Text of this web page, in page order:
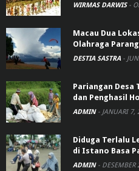
WIRMAS DARWIS -
Macau Dua
Olahraga
DESTIA SASTRA -
Pariangan Desa
dan Penghasil
ADMIN - JANUARI 7,
Diduga Terlalu
di Istano Basa
ADMIN - DESEMBER